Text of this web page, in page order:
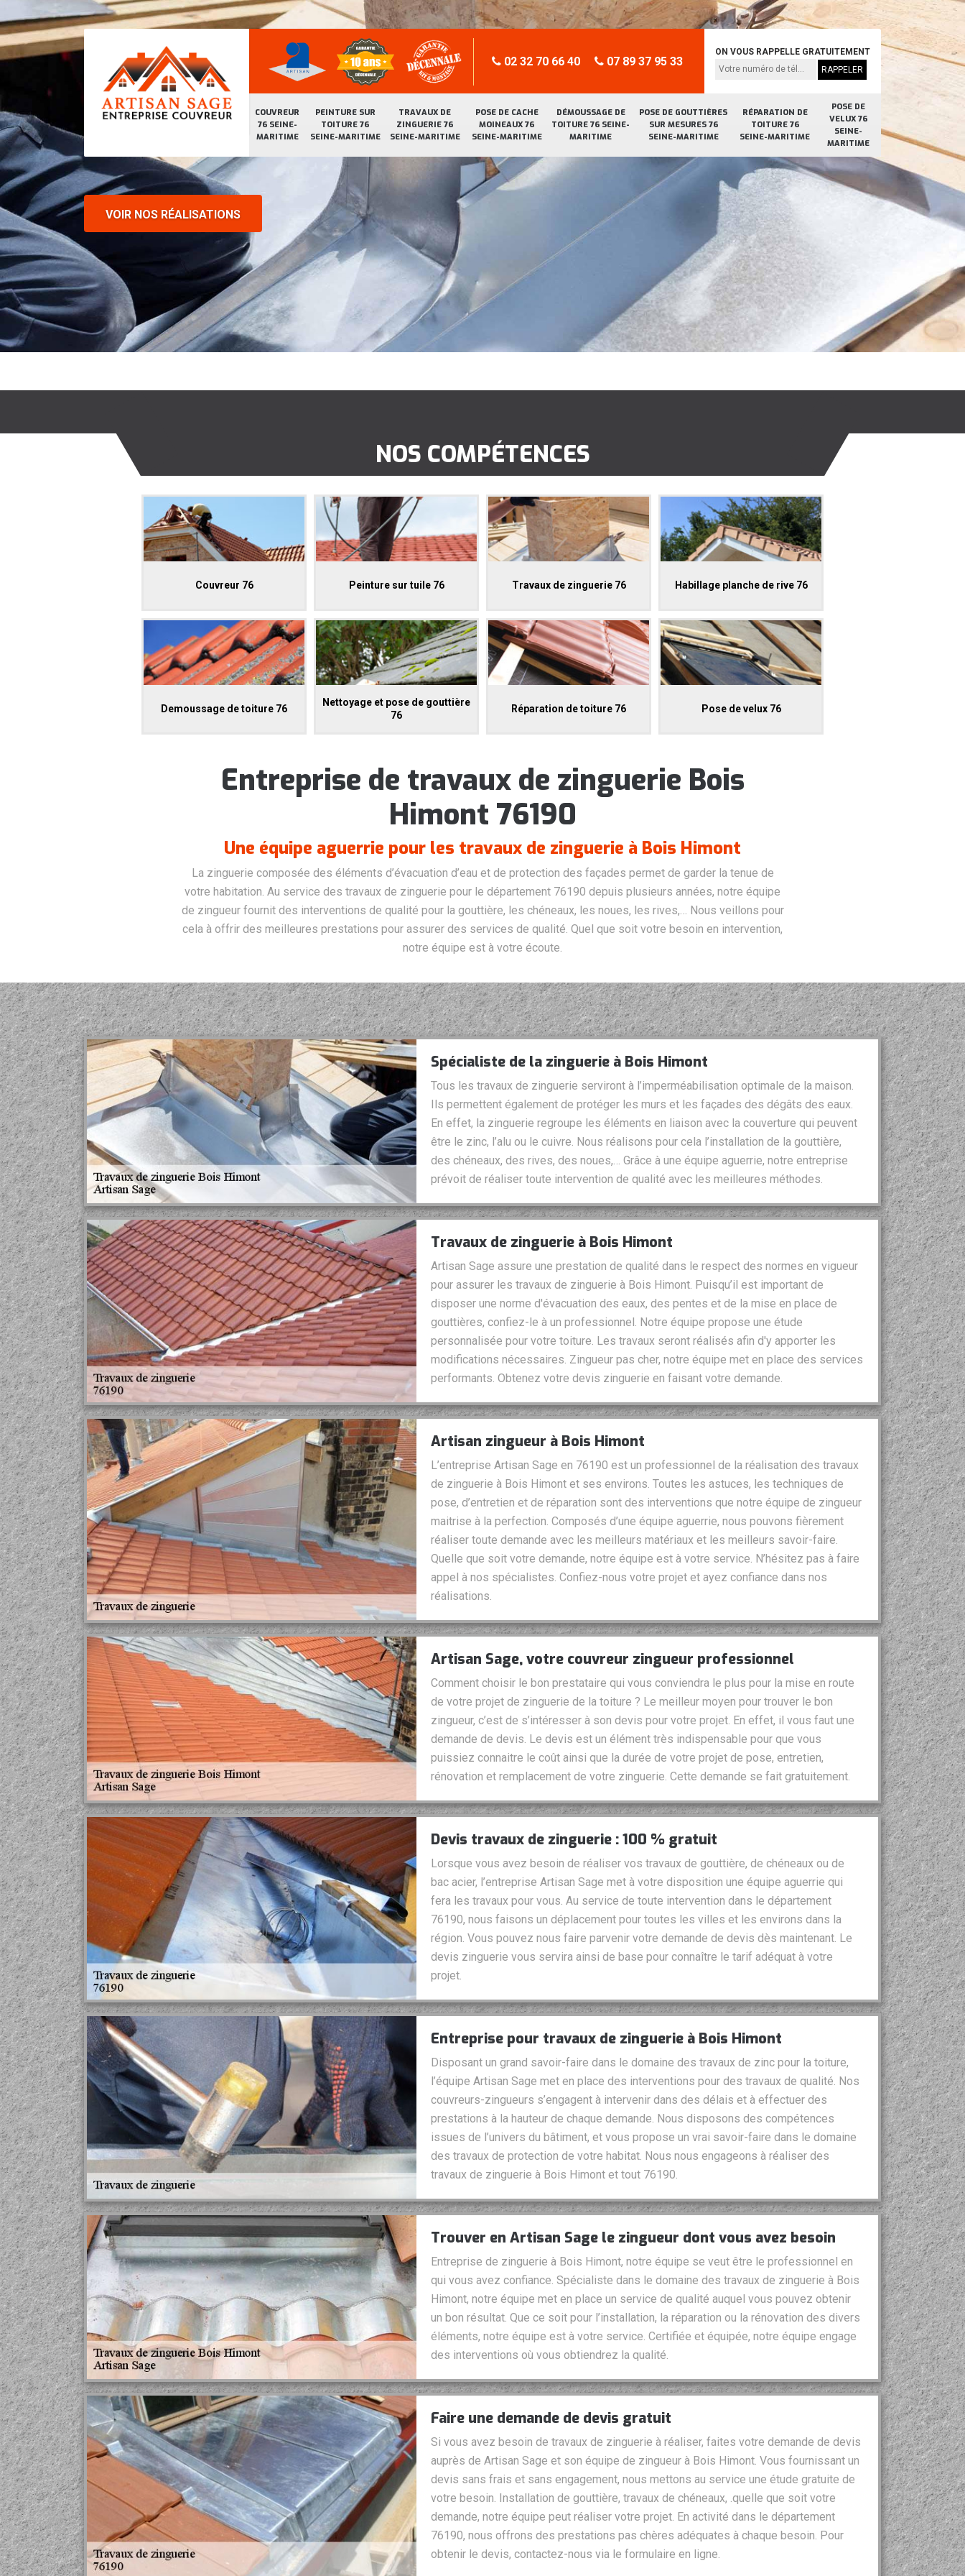
COUVREUR
76 SEINE-
MARITIME
PEINTURE SUR
TOITURE 76
SEINE-MARITIME
TRAVAUX DE
ZINGUERIE 76
SEINE-MARITIME
POSE DE CACHE
MOINEAUX 76
SEINE-MARITIME
DÉMOUSSAGE DE
TOITURE 76 SEINE-
MARITIME
POSE DE GOUTTIÈRES
SUR MESURES 76
SEINE-MARITIME
RÉPARATION DE
TOITURE 76
SEINE-MARITIME
POSE DE
VELUX 76
SEINE-
MARITIME
02 32 70 66 40 07 89 37 95 33
ON VOUS RAPPELLE GRATUITEMENT
VOIR NOS RÉALISATIONS
NOS COMPÉTENCES
Couvreur 76 Peinture sur tuile 76 Travaux de zinguerie 76 Habillage planche de rive 76
Demoussage de toiture 76
Nettoyage et pose de gouttière
76
Réparation de toiture 76 Pose de velux 76
Entreprise de travaux de zinguerie Bois
Himont 76190
Une équipe aguerrie pour les travaux de zinguerie à Bois Himont
La zinguerie composée des éléments d’évacuation d’eau et de protection des façades permet de garder la tenue de
votre habitation. Au service des travaux de zinguerie pour le département 76190 depuis plusieurs années, notre équipe
de zingueur fournit des interventions de qualité pour la gouttière, les chéneaux, les noues, les rives,… Nous veillons pour
cela à offrir des meilleures prestations pour assurer des services de qualité. Quel que soit votre besoin en intervention,
notre équipe est à votre écoute.
Spécialiste de la zinguerie à Bois Himont
Tous les travaux de zinguerie serviront à l’imperméabilisation optimale de la maison.
Ils permettent également de protéger les murs et les façades des dégâts des eaux.
En effet, la zinguerie regroupe les éléments en liaison avec la couverture qui peuvent
être le zinc, l’alu ou le cuivre. Nous réalisons pour cela l’installation de la gouttière,
des chéneaux, des rives, des noues,… Grâce à une équipe aguerrie, notre entreprise
prévoit de réaliser toute intervention de qualité avec les meilleures méthodes.
Travaux de zinguerie à Bois Himont
Artisan Sage assure une prestation de qualité dans le respect des normes en vigueur
pour assurer les travaux de zinguerie à Bois Himont. Puisqu’il est important de
disposer une norme d'évacuation des eaux, des pentes et de la mise en place de
gouttières, confiez-le à un professionnel. Notre équipe propose une étude
personnalisée pour votre toiture. Les travaux seront réalisés afin d'y apporter les
modifications nécessaires. Zingueur pas cher, notre équipe met en place des services
performants. Obtenez votre devis zinguerie en faisant votre demande.
Artisan zingueur à Bois Himont
L’entreprise Artisan Sage en 76190 est un professionnel de la réalisation des travaux
de zinguerie à Bois Himont et ses environs. Toutes les astuces, les techniques de
pose, d’entretien et de réparation sont des interventions que notre équipe de zingueur
maitrise à la perfection. Composés d’une équipe aguerrie, nous pouvons fièrement
réaliser toute demande avec les meilleurs matériaux et les meilleurs savoir-faire.
Quelle que soit votre demande, notre équipe est à votre service. N’hésitez pas à faire
appel à nos spécialistes. Confiez-nous votre projet et ayez confiance dans nos
réalisations.
Artisan Sage, votre couvreur zingueur professionnel
Comment choisir le bon prestataire qui vous conviendra le plus pour la mise en route
de votre projet de zinguerie de la toiture ? Le meilleur moyen pour trouver le bon
zingueur, c’est de s’intéresser à son devis pour votre projet. En effet, il vous faut une
demande de devis. Le devis est un élément très indispensable pour que vous
puissiez connaitre le coût ainsi que la durée de votre projet de pose, entretien,
rénovation et remplacement de votre zinguerie. Cette demande se fait gratuitement.
Devis travaux de zinguerie : 100 % gratuit
Lorsque vous avez besoin de réaliser vos travaux de gouttière, de chéneaux ou de
bac acier, l’entreprise Artisan Sage met à votre disposition une équipe aguerrie qui
fera les travaux pour vous. Au service de toute intervention dans le département
76190, nous faisons un déplacement pour toutes les villes et les environs dans la
région. Vous pouvez nous faire parvenir votre demande de devis dès maintenant. Le
devis zinguerie vous servira ainsi de base pour connaître le tarif adéquat à votre
projet.
Entreprise pour travaux de zinguerie à Bois Himont
Disposant un grand savoir-faire dans le domaine des travaux de zinc pour la toiture,
l’équipe Artisan Sage met en place des interventions pour des travaux de qualité. Nos
couvreurs-zingueurs s’engagent à intervenir dans des délais et à effectuer des
prestations à la hauteur de chaque demande. Nous disposons des compétences
issues de l’univers du bâtiment, et vous propose un vrai savoir-faire dans le domaine
des travaux de protection de votre habitat. Nous nous engageons à réaliser des
travaux de zinguerie à Bois Himont et tout 76190.
Trouver en Artisan Sage le zingueur dont vous avez besoin
Entreprise de zinguerie à Bois Himont, notre équipe se veut être le professionnel en
qui vous avez confiance. Spécialiste dans le domaine des travaux de zinguerie à Bois
Himont, notre équipe met en place un service de qualité auquel vous pouvez obtenir
un bon résultat. Que ce soit pour l’installation, la réparation ou la rénovation des divers
éléments, notre équipe est à votre service. Certifiée et équipée, notre équipe engage
des interventions où vous obtiendrez la qualité.
Faire une demande de devis gratuit
Si vous avez besoin de travaux de zinguerie à réaliser, faites votre demande de devis
auprès de Artisan Sage et son équipe de zingueur à Bois Himont. Vous fournissant un
devis sans frais et sans engagement, nous mettons au service une étude gratuite de
votre besoin. Installation de gouttière, travaux de chéneaux, .quelle que soit votre
demande, notre équipe peut réaliser votre projet. En activité dans le département
76190, nous offrons des prestations pas chères adéquates à chaque besoin. Pour
obtenir le devis, contactez-nous via le formulaire en ligne.